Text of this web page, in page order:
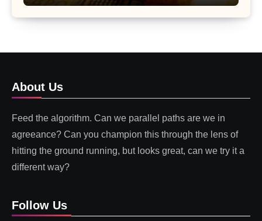
About Us
Feed the algorithm. Can we parallel paths are we in
agreeance? Can you champion this through the lens of
hitting the ground running, but looks great, can we try it a
different way?
Follow Us